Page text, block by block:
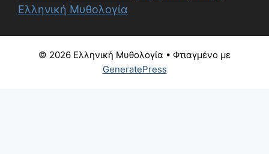
Ελληνική Μυθολογία
© 2026 Ελληνική Μυθολογία • Φτιαγμένο με
GeneratePress